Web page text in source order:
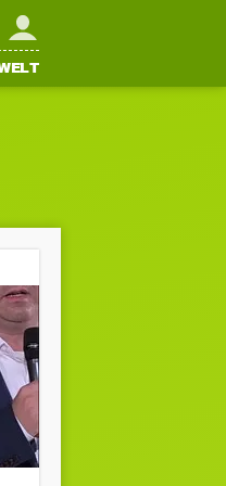
Mein FFH